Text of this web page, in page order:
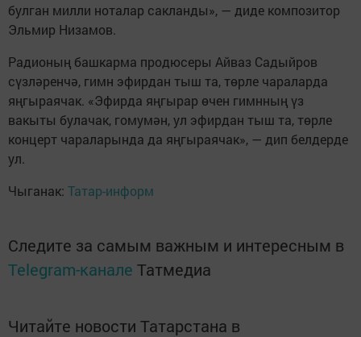
булган милли ноталар сакланды», — диде композитор
Эльмир Низамов.
Радионың башкарма продюсеры Айваз Садыйров
сүзләренчә, гимн эфирдан тыш та, төрле чараларда
яңгыраячак. «Эфирда яңгырар өчен гимнның үз
вакыты булачак, гомумән, ул эфирдан тыш та, төрле
концерт чараларында да яңгыраячак», — дип белдерде
ул.
Чыганак: Татар-информ
Следите за самым важным и интересным в
Telegram-канале Татмедиа
Читайте новости Татарстана в